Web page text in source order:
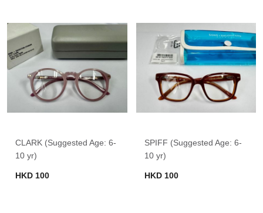
CLARK (Suggested Age: 6-
10 yr)
HKD 100
SPIFF (Suggested Age: 6-
10 yr)
HKD 100